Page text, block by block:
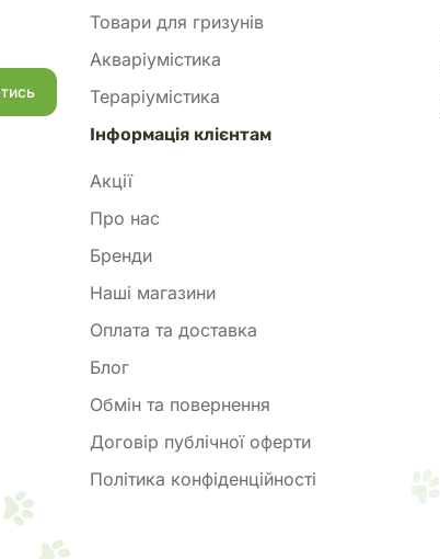
Товари для гризунів
Акваріумістика
Тераріумістика
Інформація клієнтам
Акції
Про нас
Бренди
Наші магазини
Оплата та доставка
Блог
Обмін та повернення
Договір публічної оферти
Політика конфіденційності